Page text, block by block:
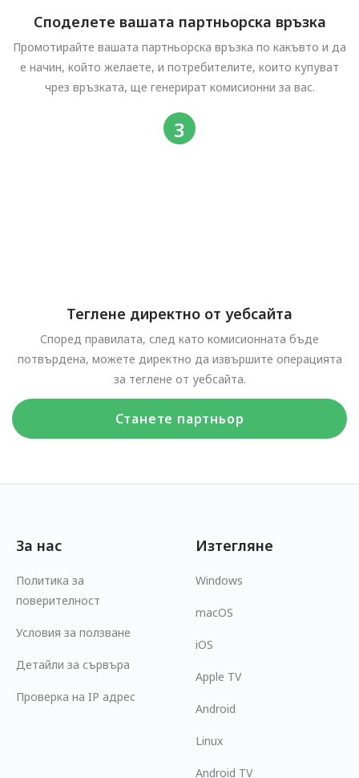
Споделете вашата партньорска връзка
Промотирайте вашата партньорска връзка по какъвто и да
е начин, който желаете, и потребителите, които купуват
чрез връзката, ще генерират комисионни за вас.
Теглене директно от уебсайта
Според правилата, след като комисионната бъде
потвърдена, можете директно да извършите операцията
за теглене от уебсайта.
Станете партньор
За нас
Политика за
поверителност
Условия за ползване
Детайли за сървъра
Проверка на IP адрес
Изтегляне
Windows
macOS
iOS
Apple TV
Android
Linux
Android TV